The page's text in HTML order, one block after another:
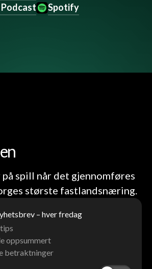
Spotify
spill når det gjennomføres
største fastlandsnæring.
– hver fredag
oppsummert
betraktninger